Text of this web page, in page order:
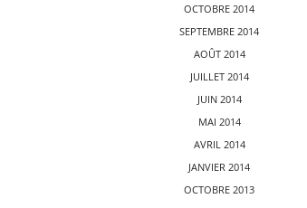
OCTOBRE 2014
SEPTEMBRE 2014
AOÛT 2014
JUILLET 2014
JUIN 2014
MAI 2014
AVRIL 2014
JANVIER 2014
OCTOBRE 2013